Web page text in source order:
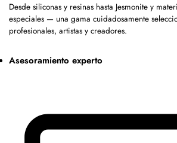
Desde siliconas y resinas hasta Jesmonite y
especiales — una gama cuidadosamente
profesionales, artistas y creadores.
Asesoramiento experto